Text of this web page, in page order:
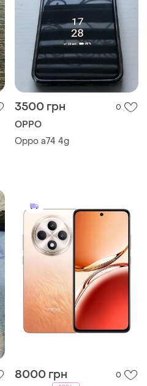
3500 грн 0
OPPO
Oppo a74 4g
8000 грн 0